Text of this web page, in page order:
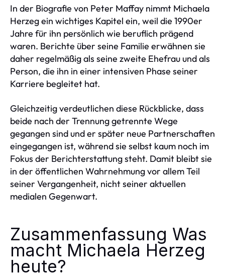
In der Biografie von Peter Maffay nimmt Michaela
Herzeg ein wichtiges Kapitel ein, weil die 1990er
Jahre für ihn persönlich wie beruflich prägend
waren. Berichte über seine Familie erwähnen sie
daher regelmäßig als seine zweite Ehefrau und als
Person, die ihn in einer intensiven Phase seiner
Karriere begleitet hat.
Gleichzeitig verdeutlichen diese Rückblicke, dass
beide nach der Trennung getrennte Wege
gegangen sind und er später neue Partnerschaften
eingegangen ist, während sie selbst kaum noch im
Fokus der Berichterstattung steht. Damit bleibt sie
in der öffentlichen Wahrnehmung vor allem Teil
seiner Vergangenheit, nicht seiner aktuellen
medialen Gegenwart.
Zusammenfassung Was
macht Michaela Herzeg
heute?